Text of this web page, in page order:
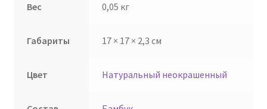
Вес 0,05 кг
Габариты 17 × 17 × 2,3 см
Цвет Натуральный неокрашенный